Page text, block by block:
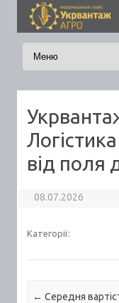
Skip to content
від поля
08.07.2026
Категорії:
Post navigation
← Середня